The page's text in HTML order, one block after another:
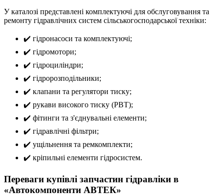
У каталозі представлені комплектуючі для обслуговування та
ремонту гідравлічних систем сільськогосподарської техніки:
✔️ гідронасоси та комплектуючі;
✔️ гідромотори;
✔️ гідроциліндри;
✔️ гідророзподільники;
✔️ клапани та регулятори тиску;
✔️ рукави високого тиску (РВТ);
✔️ фітинги та з'єднувальні елементи;
✔️ гідравлічні фільтри;
✔️ ущільнення та ремкомплекти;
✔️ кріпильні елементи гідросистем.
Переваги купівлі запчастин гідравліки в
«Автокомпоненти АВТЕК»